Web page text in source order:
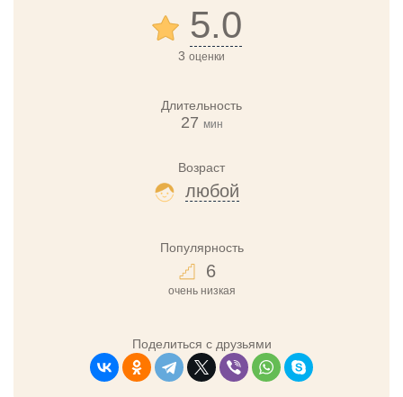
5.0
3 оценки
Длительность
27 мин
Возраст
любой
Популярность
6
очень низкая
Поделиться с друзьями